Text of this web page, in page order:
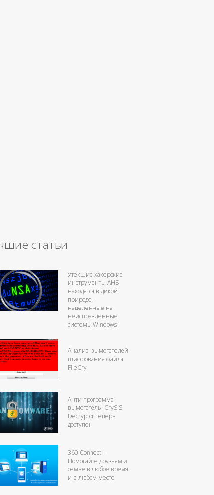
статьи
Утекшие хакерские
инструменты АНБ
находятся в дикой
природе,
нацеленные на
неисправленные
системы Windows
Анализ вымогателей
шифрования файла
FileCry
Анти программа-
вымогатель: CrySiS
Decryptor теперь
доступен
360 Connect –
Помогайте друзьям и
семье в любое время
и в любом месте